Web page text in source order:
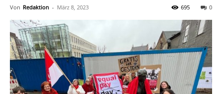
Von Redaktion - März 8, 2023 0
695